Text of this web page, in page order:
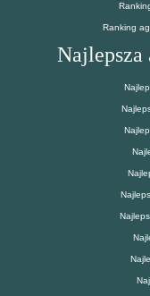
Ranking
Najlepsza